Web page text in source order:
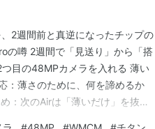
2週間前と真逆になったチップの
の噂 2週間で「見送り」から「搭
目の48MPカメラを入れる 薄い
：薄さのために、何を諦めるか
：次のAirは「薄いだけ」を抜け